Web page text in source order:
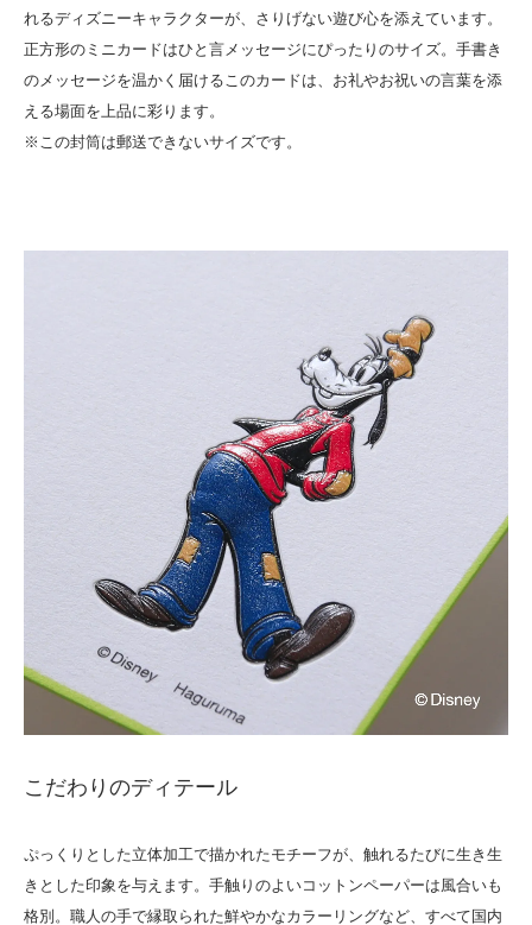
れるディズニーキャラクターが、さりげない遊び心を添えています。
正方形のミニカードはひと言メッセージにぴったりのサイズ。手書き
のメッセージを温かく届けるこのカードは、お礼やお祝いの言葉を添
える場面を上品に彩ります。
※この封筒は郵送できないサイズです。
こだわりのディテール
ぷっくりとした立体加工で描かれたモチーフが、触れるたびに生き生
きとした印象を与えます。手触りのよいコットンペーパーは風合いも
格別。職人の手で縁取られた鮮やかなカラーリングなど、すべて国内